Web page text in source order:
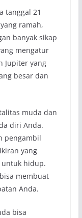
tanggal 21
ramah,
banyak sikap
mengatur
Jupiter yang
besar dan
muda dan
diri Anda.
pengambil
yang
hidup.
membuat
Anda.
bisa